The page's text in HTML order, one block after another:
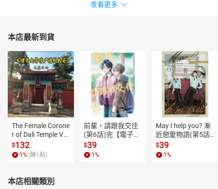
查看更多
本店最新到貨
The Female Corone
r of Dali Temple Vo
l.6【有聲書】
$132
1 % (賺1 點)
前輩，請跟我交往
(第6話)完【電子
書】
$39
1 %
May I help you? 漸
近戀愛物語(第5話)
【電子書】
$39
1 %
本店相關類別